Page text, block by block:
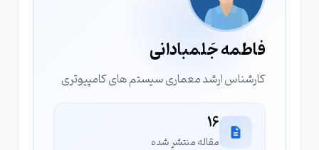
فاطمه جَلمبادانی
کارشناس ارشد معماری سیستم های کامپیوتری
16
مقاله منتشر شده